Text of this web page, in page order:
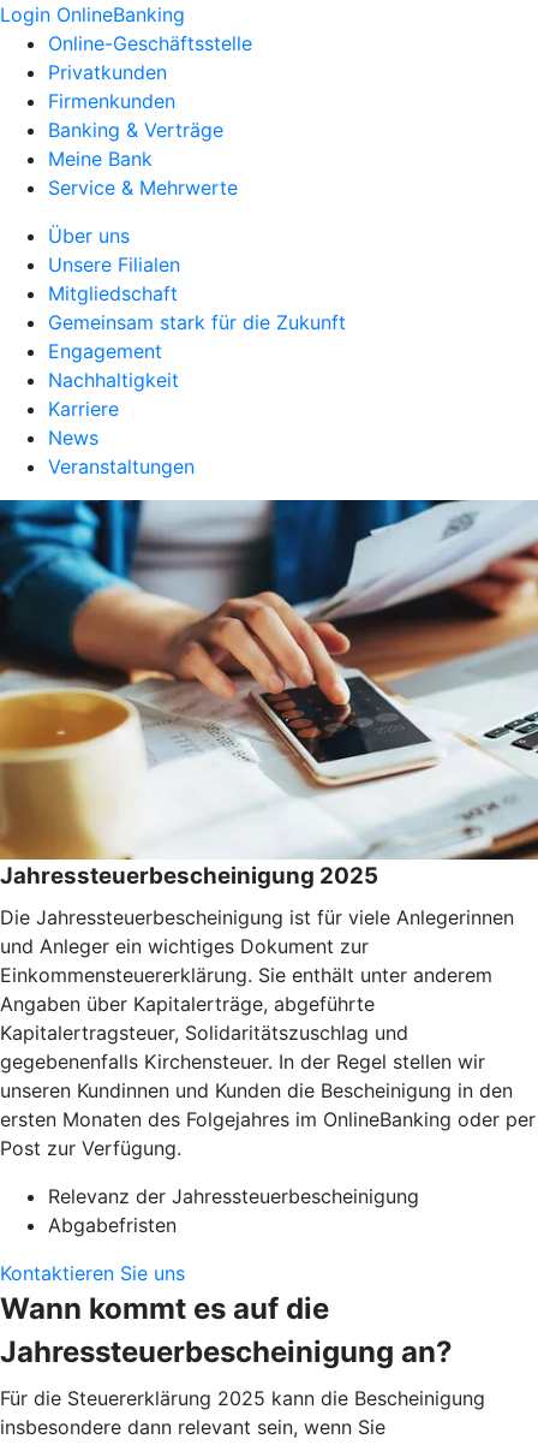
Login OnlineBanking
Online-Geschäftsstelle
Privatkunden
Firmenkunden
Banking & Verträge
Meine Bank
Service & Mehrwerte
Über uns
Unsere Filialen
Mitgliedschaft
Gemeinsam stark für die Zukunft
Engagement
Nachhaltigkeit
Karriere
News
Veranstaltungen
Jahressteuerbescheinigung 2025
Die Jahressteuerbescheinigung ist für viele Anlegerinnen
und Anleger ein wichtiges Dokument zur
Einkommensteuererklärung. Sie enthält unter anderem
Angaben über Kapitalerträge, abgeführte
Kapitalertragsteuer, Solidaritätszuschlag und
gegebenenfalls Kirchensteuer. In der Regel stellen wir
unseren Kundinnen und Kunden die Bescheinigung in den
ersten Monaten des Folgejahres im OnlineBanking oder per
Post zur Verfügung.
Relevanz der Jahressteuerbescheinigung
Abgabefristen
Kontaktieren Sie uns
Wann kommt es auf die
Jahressteuerbescheinigung an?
Für die Steuererklärung 2025 kann die Bescheinigung
insbesondere dann relevant sein, wenn Sie